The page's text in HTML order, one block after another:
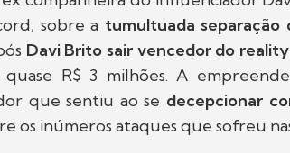
sobre a tumultuada
Davi Brito sair vencedor do
R$ 3 milhões. A
que sentiu ao se decepcionar
os inúmeros ataques que sofreu